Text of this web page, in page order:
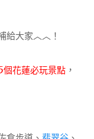
給大家︿︿！
個花蓮必玩景點 ，